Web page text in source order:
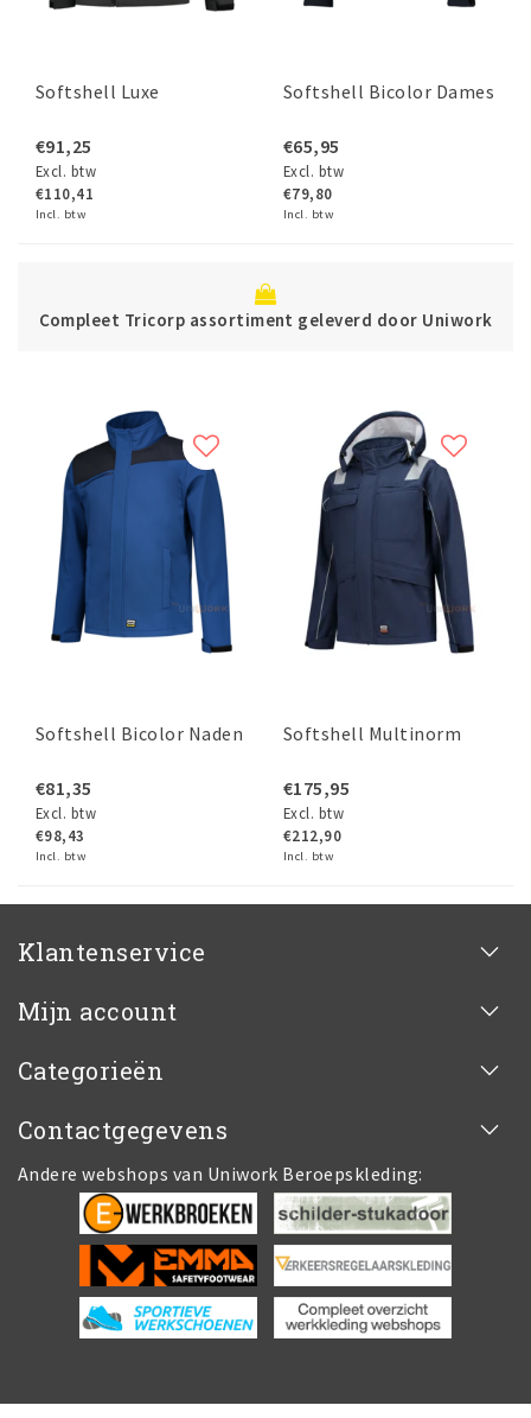
Softshell Luxe
€91,25
Excl. btw
€110,41
Incl. btw
Softshell Bicolor Dames
€65,95
Excl. btw
€79,80
Incl. btw
Compleet Tricorp assortiment geleverd door Uniwork
Softshell Bicolor Naden
€81,35
Excl. btw
€98,43
Incl. btw
Softshell Multinorm
€175,95
Excl. btw
€212,90
Incl. btw
Klantenservice
Mijn account
Categorieën
Contactgegevens
Andere webshops van Uniwork Beroepskleding: